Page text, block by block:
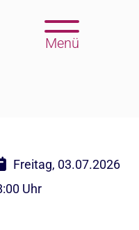
Menü
Freitag, 03.07.2026
Uhr